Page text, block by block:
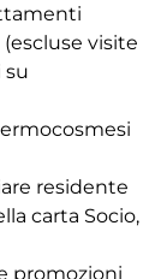
visite
su
residente
carta Socio,
promozioni